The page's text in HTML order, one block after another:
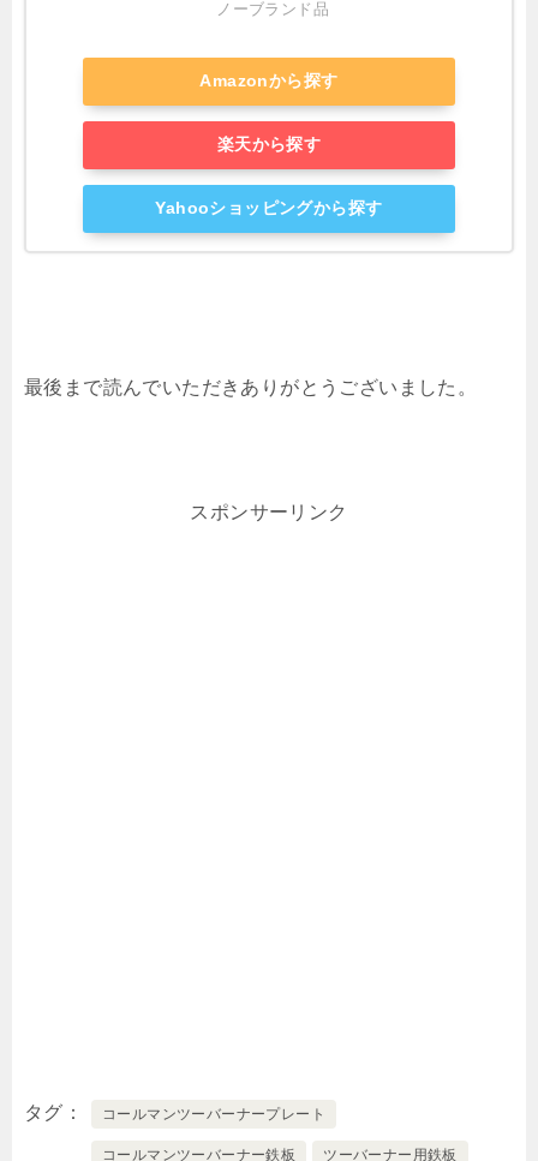
ノーブランド品
Amazonから探す
楽天から探す
Yahooショッピングから探す
最後まで読んでいただきありがとうございました。
スポンサーリンク
タグ コールマンツーバーナープレート
コールマンツーバーナー鉄板 ツーバーナー用鉄板